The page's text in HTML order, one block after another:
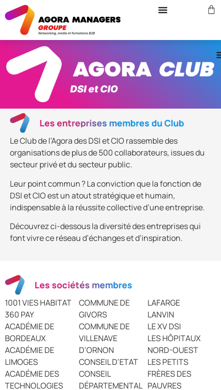
Les entreprises membres du Club
Le Club de l’Agora des DSI et CIO rassemble des
organisations de plus de 500 collaborateurs, issues du
secteur privé et du secteur public.
Leur point commun ? La conviction que la fonction de
DSI et CIO est un atout stratégique et humain,
indispensable à la réussite collective d’une entreprise.
Découvrez ci-dessous la diversité des entreprises qui
font vivre ce réseau d’échanges et d’inspiration.
Les sociétés membres
1001 VIES HABITAT
360 PAY
ACADÉMIE DE
BORDEAUX
ACADÉMIE DE
LIMOGES
ACADÉMIE DES
TECHNOLOGIES
COMMUNE DE
GIVORS
COMMUNE DE
VILLENAVE
D’ORNON
CONSEIL D’ETAT
CONSEIL
DÉPARTEMENTAL
LAFARGE
LANVIN
LE XV DSI
LES HÔPITAUX
NORD-OUEST
LES PETITS
FRÈRES DES
PAUVRES